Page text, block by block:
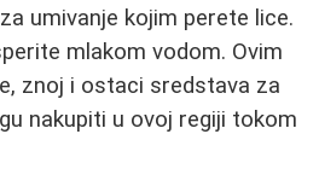
umivanje kojim perete lice.
mlakom vodom. Ovim
znoj i ostaci sredstava za
nakupiti u ovoj regiji tokom